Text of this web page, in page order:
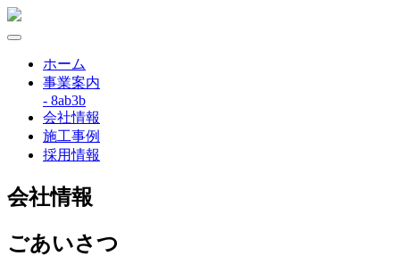
ホーム
事業案内
- 8ab3b
会社情報
施工事例
採用情報
会社情報
ごあいさつ